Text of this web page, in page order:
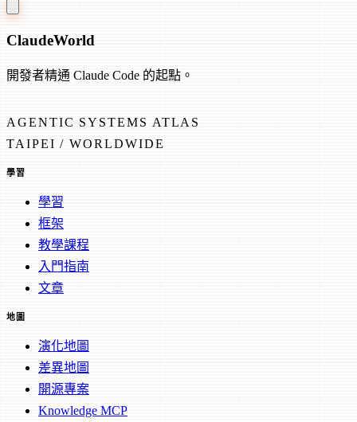
ClaudeWorld
開發者精通 Claude Code 的起點。
AGENTIC SYSTEMS ATLAS
TAIPEI / WORLDWIDE
學習
學習
框架
教學課程
入門指南
文章
地圖
演化地圖
差異地圖
開源專案
Knowledge MCP